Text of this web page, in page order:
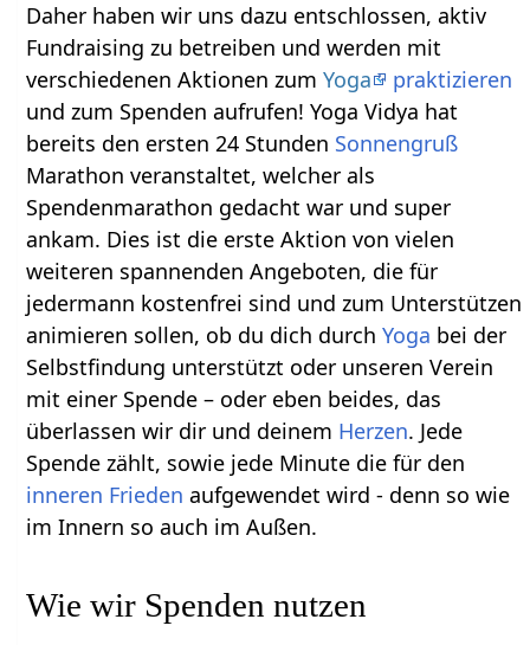
Daher haben wir uns dazu entschlossen, aktiv
Fundraising zu betreiben und werden mit
verschiedenen Aktionen zumYoga
praktizieren
und zum Spenden aufrufen! Yoga Vidya hat
bereits den ersten 24 Stunden Sonnengruß
Marathon veranstaltet, welcher als
Spendenmarathon gedacht war und super
ankam. Dies ist die erste Aktion von vielen
weiteren spannenden Angeboten, die für
jedermann kostenfrei sind und zum Unterstützen
animieren sollen, ob du dich durchYoga bei der
Selbstfindung unterstützt oder unseren Verein
mit einer Spende – oder eben beides, das
überlassen wir dir und deinem Herzen. Jede
Spende zählt, sowie jede Minute die für den
inneren Frieden aufgewendet wird - denn so wie
im Innern so auch im Außen.
Wie wir Spenden nutzen